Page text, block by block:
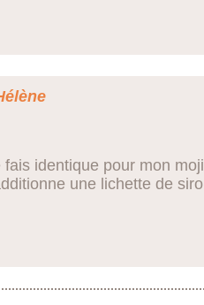
fais identique pour mon
une lichette de